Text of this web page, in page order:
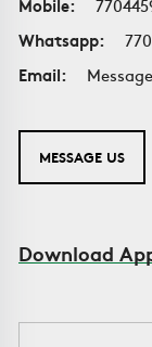
Mobile:
Whatsapp:
Email:
MESSAGE US
Download